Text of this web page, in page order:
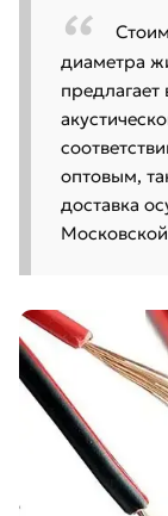
диаметра
оптовым,
доставка